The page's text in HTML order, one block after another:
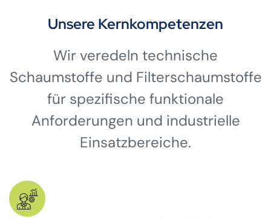
Unsere Kernkompetenzen
Wir veredeln technische
Schaumstoffe und Filterschaumstoffe
für spezifische funktionale
Anforderungen und industrielle
Einsatzbereiche.